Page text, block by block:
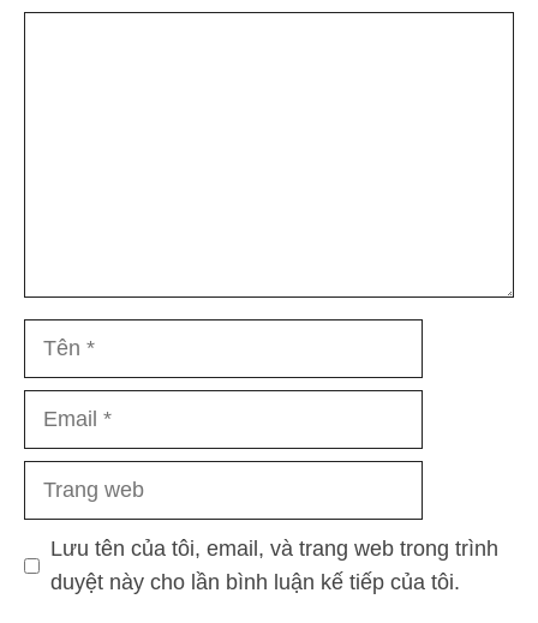
Tên
Email
Trang
Lưu tên của tôi, email, và trang web trong trình
duyệt này cho lần bình luận kế tiếp của tôi.